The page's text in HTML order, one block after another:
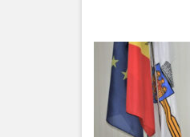
Structura
Strategia